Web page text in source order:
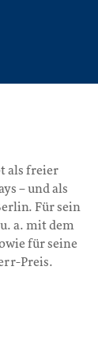
als freier
– und als
Für sein
a. mit dem
für seine
Preis.